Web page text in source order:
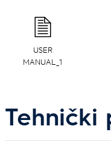
USER
MANUAL_1
Tehnički